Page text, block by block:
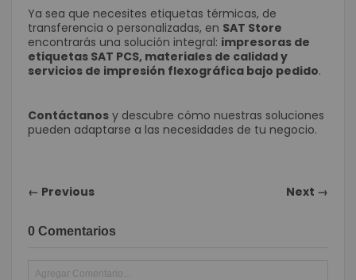
Ya sea que necesites etiquetas térmicas, de
transferencia o personalizadas, en SAT Store
encontrarás una solución integral: impresoras de
etiquetas SAT PCS, materiales de calidad y
servicios de impresión flexográfica bajo pedido.
Contáctanos y descubre cómo nuestras soluciones
pueden adaptarse a las necesidades de tu negocio.
← Previous Next →
0 Comentarios